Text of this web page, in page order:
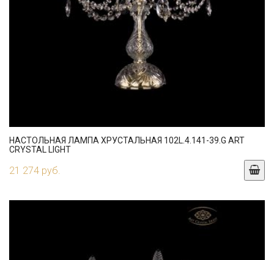
НАСТОЛЬНАЯ ЛАМПА ХРУСТАЛЬНАЯ 102L.4.141-39.G ART
CRYSTAL LIGHT
21 274 руб.